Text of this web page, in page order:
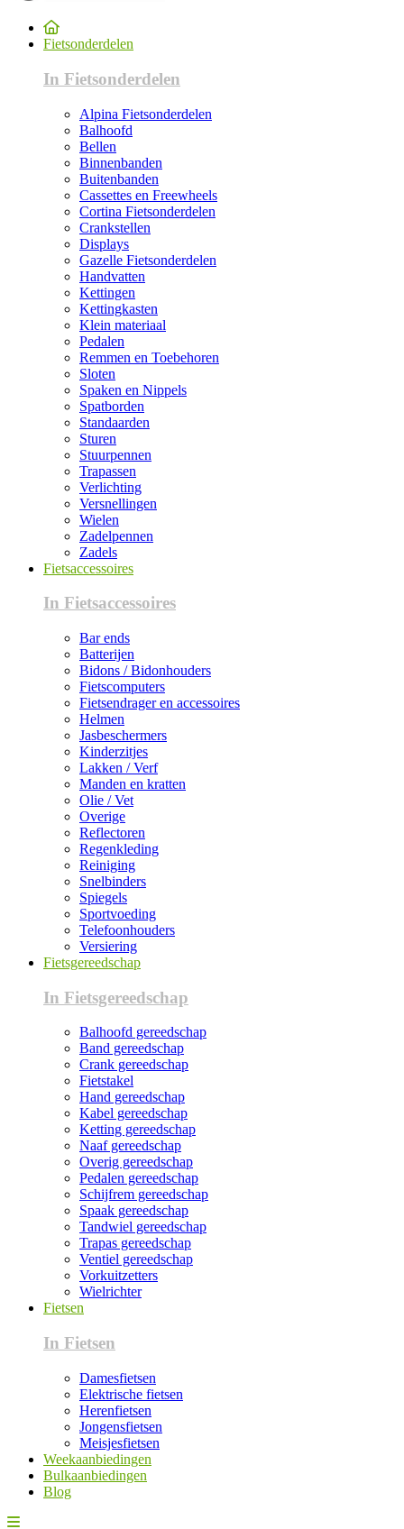
Fietsonderdelen
In Fietsonderdelen
Alpina Fietsonderdelen
Balhoofd
Bellen
Binnenbanden
Buitenbanden
Cassettes en Freewheels
Cortina Fietsonderdelen
Crankstellen
Displays
Gazelle Fietsonderdelen
Handvatten
Kettingen
Kettingkasten
Klein materiaal
Pedalen
Remmen en Toebehoren
Sloten
Spaken en Nippels
Spatborden
Standaarden
Sturen
Stuurpennen
Trapassen
Verlichting
Versnellingen
Wielen
Zadelpennen
Zadels
Fietsaccessoires
In Fietsaccessoires
Bar ends
Batterijen
Bidons / Bidonhouders
Fietscomputers
Fietsendrager en accessoires
Helmen
Jasbeschermers
Kinderzitjes
Lakken / Verf
Manden en kratten
Olie / Vet
Overige
Reflectoren
Regenkleding
Reiniging
Snelbinders
Spiegels
Sportvoeding
Telefoonhouders
Versiering
Fietsgereedschap
In Fietsgereedschap
Balhoofd gereedschap
Band gereedschap
Crank gereedschap
Fietstakel
Hand gereedschap
Kabel gereedschap
Ketting gereedschap
Naaf gereedschap
Overig gereedschap
Pedalen gereedschap
Schijfrem gereedschap
Spaak gereedschap
Tandwiel gereedschap
Trapas gereedschap
Ventiel gereedschap
Vorkuitzetters
Wielrichter
Fietsen
In Fietsen
Damesfietsen
Elektrische fietsen
Herenfietsen
Jongensfietsen
Meisjesfietsen
Weekaanbiedingen
Bulkaanbiedingen
Blog